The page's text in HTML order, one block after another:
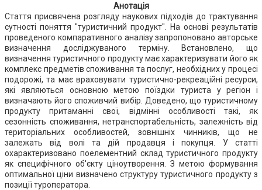
Анотація
Стаття присвячена розгляду наукових підходів до трактування
сутності поняття "туристичний продукт". На основі результатів
проведеного компаративного аналізу запропоновано авторське
визначення досліджуваного терміну. Встановлено, що
визначення туристичного продукту має характеризувати його як
комплекс предметів споживання та послуг, необхідних у процесі
подорожі, та має враховувати туристично-рекреаційні ресурси,
які являються основною метою поїздки туриста у регіон і
визначають його споживчий вибір. Доведено, що туристичному
продукту притаманні свої, відмінні особливості такі, як
сезонність споживання, нетранспортабельність, залежність від
територіальних особливостей, зовнішніх чинників, що не
залежать від волі та дій продавця і покупця. У статті
охарактеризовано поелементний склад туристичного продукту
як специфічного об'єкту ціноутворення. З метою формування
оптимальної ціни визначено структуру туристичного продукту з
позиції туроператора.